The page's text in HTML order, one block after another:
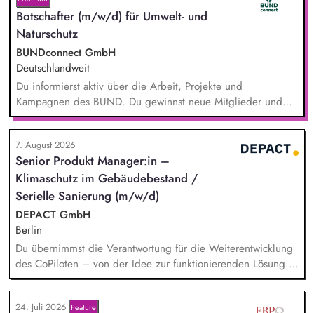
Botschafter (m/w/d) für Umwelt- und
Naturschutz
BUNDconnect GmbH
Deutschlandweit
Du informierst aktiv über die Arbeit, Projekte und
Kampagnen des BUND. Du gewinnst neue Mitglieder und
stärkst damit langfristig den Umwelt- und Naturschutz. Du
beantwortest Fragen zu Umwelt-, Arten- und Klimaschutz nach
bestem Wissen und Gewissen. Du unterstützt Kampagnen
und Aktionen, beispielsweise durch das Sammeln von
Unterschriften für Petitionen.
7. August 2026
Senior Produkt Manager:in –
Klimaschutz im Gebäudebestand /
Serielle Sanierung (m/w/d)
DEPACT GmbH
Berlin
Du übernimmst die Verantwortung für die Weiterentwicklung
des CoPiloten – von der Idee zur funktionierenden Lösung.
Im Zentrum stehen die Umsetzung und Implementierung: Du
verstehst die zugrunde liegenden Prozesse, optimierst sie,
24. Juli 2026 Feature